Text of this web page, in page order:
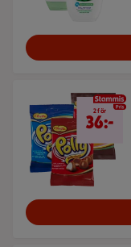
2 för 36 kr
2 för
36:-